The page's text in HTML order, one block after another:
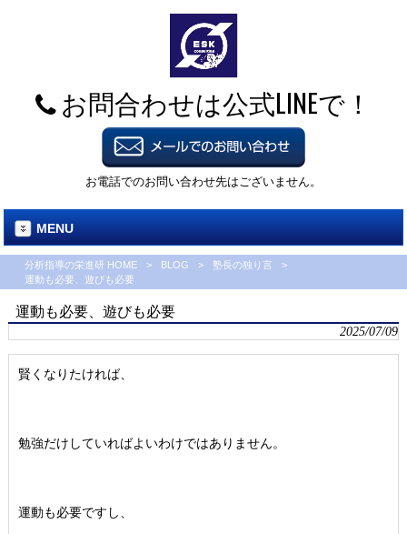
お問合わせは公式LINEで！
お電話でのお問い合わせ先はございません。
MENU
分析指導の栄進研 HOME > BLOG > 塾長の独り言
>
運動も必要、遊びも必要
運動も必要、遊びも必要
2025/07/09
賢くなりたければ、
勉強だけしていればよいわけではありません。
運動も必要ですし、